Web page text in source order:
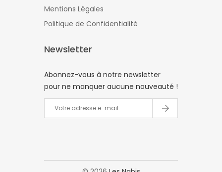
Mentions Légales
Politique de Confidentialité
Newsletter
Abonnez-vous à notre newsletter
pour ne manquer aucune nouveauté !